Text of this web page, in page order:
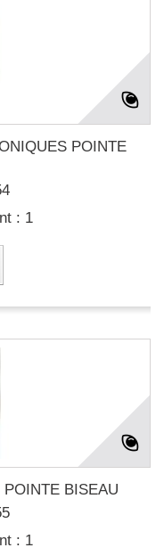
POINTE
: 1
BISEAU
: 1